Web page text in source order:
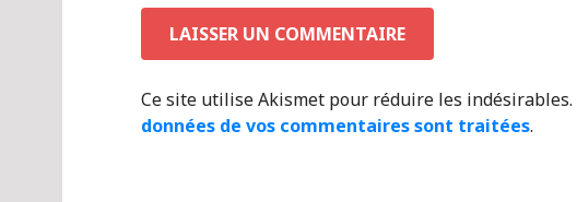
Ce site utilise Akismet pour réduire les indésirables.
données de vos commentaires sont traitées.